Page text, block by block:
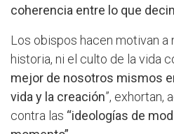
coherencia entre lo que
Los obispos hacen motivan a
historia, ni el culto de la vida
mejor de nosotros mismos
vida y la creación”, exhortan,
contra las “ideologías de